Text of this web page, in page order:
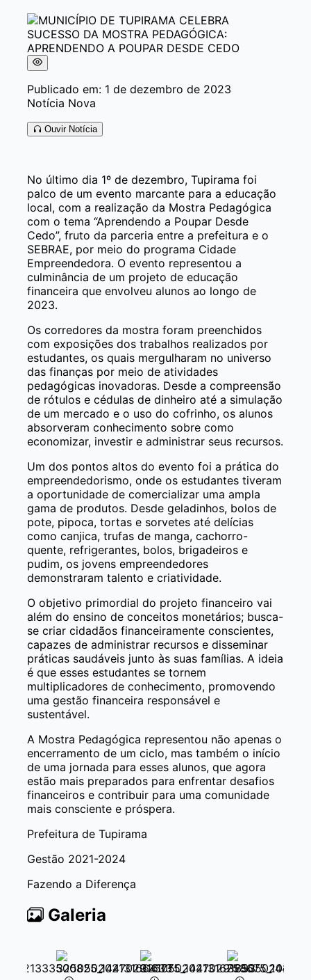
Publicado em: 1 de dezembro de 2023
Notícia Nova
Ouvir Notícia
No último dia 1º de dezembro, Tupirama foi
palco de um evento marcante para a educação
local, com a realização da Mostra Pedagógica
com o tema “Aprendendo a Poupar Desde
Cedo”, fruto da parceria entre a prefeitura e o
SEBRAE, por meio do programa Cidade
Empreendedora. O evento representou a
culminância de um projeto de educação
financeira que envolveu alunos ao longo de
2023.
Os corredores da mostra foram preenchidos
com exposições dos trabalhos realizados por
estudantes, os quais mergulharam no universo
das finanças por meio de atividades
pedagógicas inovadoras. Desde a compreensão
de rótulos e cédulas de dinheiro até a simulação
de um mercado e o uso do cofrinho, os alunos
absorveram conhecimento sobre como
economizar, investir e administrar seus recursos.
Um dos pontos altos do evento foi a prática do
empreendedorismo, onde os estudantes tiveram
a oportunidade de comercializar uma ampla
gama de produtos. Desde geladinhos, bolos de
pote, pipoca, tortas e sorvetes até delícias
como canjica, trufas de manga, cachorro-
quente, refrigerantes, bolos, brigadeiros e
pudim, os jovens empreendedores
demonstraram talento e criatividade.
O objetivo primordial do projeto financeiro vai
além do ensino de conceitos monetários; busca-
se criar cidadãos financeiramente conscientes,
capazes de administrar recursos e disseminar
práticas saudáveis junto às suas famílias. A ideia
é que esses estudantes se tornem
multiplicadores de conhecimento, promovendo
uma gestão financeira responsável e
sustentável.
A Mostra Pedagógica representou não apenas o
encerramento de um ciclo, mas também o início
de uma jornada para esses alunos, que agora
estão mais preparados para enfrentar desafios
financeiros e contribuir para uma comunidade
mais consciente e próspera.
Prefeitura de Tupirama
Gestão 2021-2024
Fazendo a Diferença
Galeria